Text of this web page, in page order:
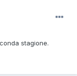
stagione.